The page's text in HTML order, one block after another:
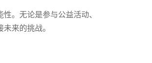
。无论是参与公益活动、
来的挑战。